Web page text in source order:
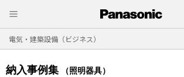
電気・建築設備（ビジネス）
納入事例集 （照明器具）